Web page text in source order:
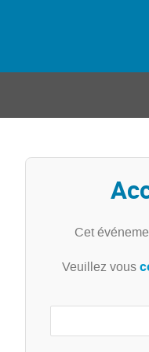
Cet
Veuillez vous